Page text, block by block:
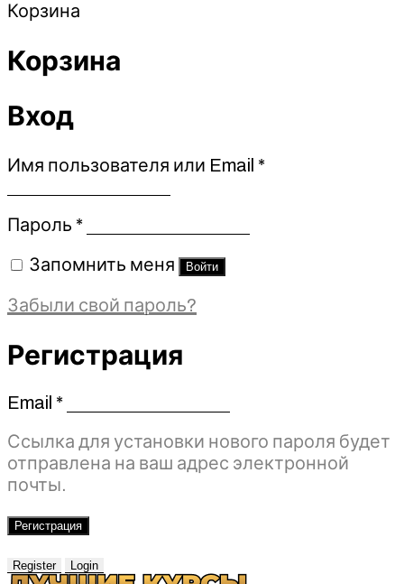
Корзина
Корзина
Вход
Имя пользователя или Email *Обязательно
Пароль *Обязательно
Запомнить меня Войти
Забыли свой пароль?
Регистрация
Email *Обязательно
Ссылка для установки нового пароля будет
отправлена ​​на ваш адрес электронной
почты.
Регистрация
Register Login